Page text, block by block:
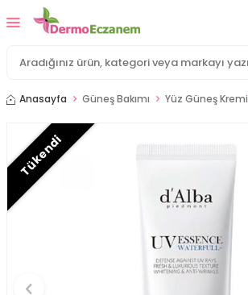
Anasayfa Güneş Bakımı Yüz Güneş Kremi
Tükendi